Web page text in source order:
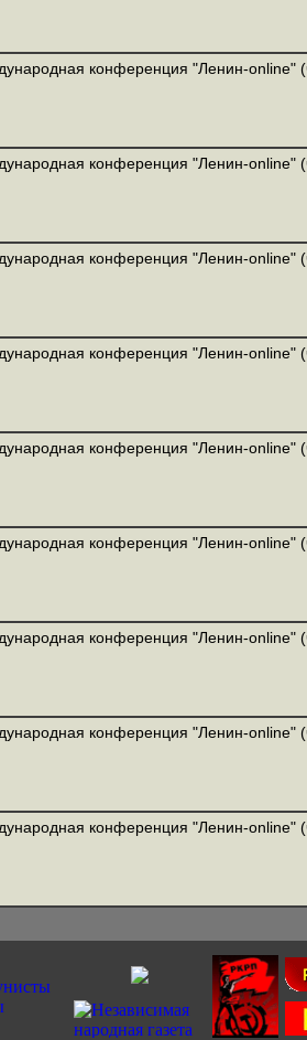
конференция "Ленин-online"
конференция "Ленин-online"
конференция "Ленин-online"
конференция "Ленин-online"
конференция "Ленин-online"
конференция "Ленин-online"
конференция "Ленин-online"
конференция "Ленин-online"
конференция "Ленин-online"